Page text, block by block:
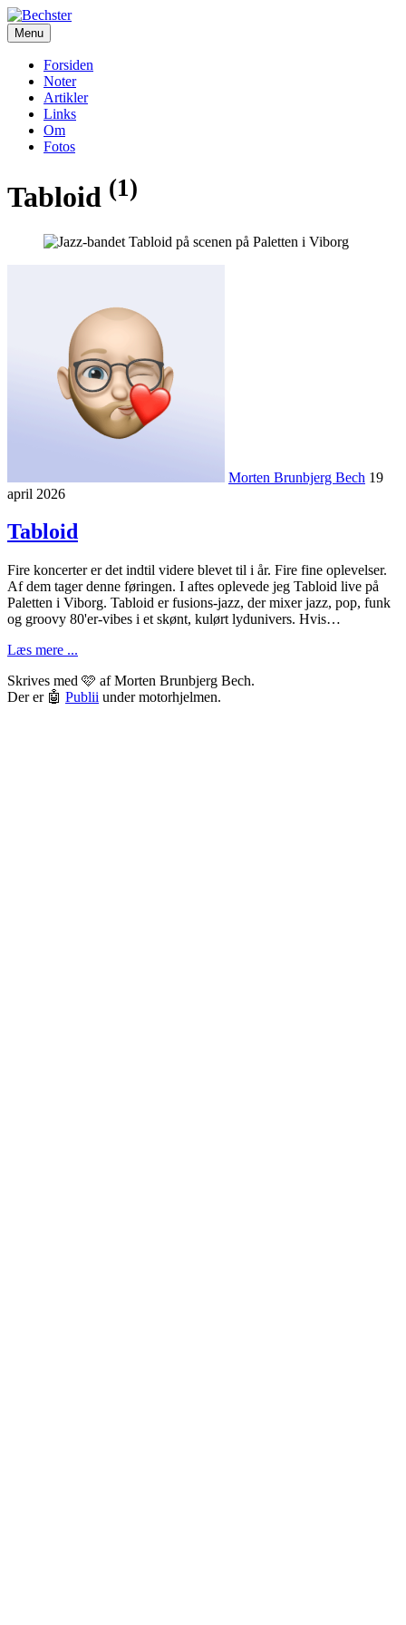
Menu
Forsiden
Noter
Artikler
Links
Om
Fotos
Tabloid (1)
Morten Brunbjerg Bech 19
april 2026
Tabloid
Fire koncerter er det indtil videre blevet til i år. Fire fine oplevelser.
Af dem tager denne føringen. I aftes oplevede jeg Tabloid live på
Paletten i Viborg. Tabloid er fusions-jazz, der mixer jazz, pop, funk
og groovy 80'er-vibes i et skønt, kulørt lydunivers. Hvis…
Læs mere ...
Skrives med 🩷 af Morten Brunbjerg Bech.
Der er 🤖 Publii under motorhjelmen.